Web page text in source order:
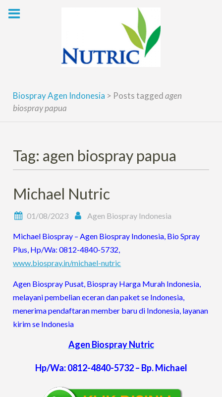
Biospray Agen Indonesia > Posts taggedagen
biospray papua
Tag: agen biospray papua
Michael Nutric
01/08/2023 Agen Biospray Indonesia
Michael Biospray – Agen Biospray Indonesia, Bio Spray
Plus, Hp/Wa: 0812-4840-5732,
www.biospray.in/michael-nutric
Agen Biospray Pusat, Biospray Harga Murah Indonesia,
melayani pembelian eceran dan paket se Indonesia,
menerima pendaftaran member baru di Indonesia, layanan
kirim se Indonesia
Agen Biospray Nutric
Hp/Wa: 0812-4840-5732 – Bp. Michael